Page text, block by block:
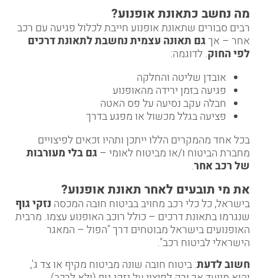
מה נחשב כתאונת אופנוע?
רבים סבורים שתאונת אופנוע חייבת לכלול פגיעה עם רכב
אחר – אךגם תאונה עצמית נחשבת לתאונת דרכים
לפי החוק. לדוגמה:
אובדן שליטה והחלקה
פגיעה בזמן ירידה מהאופנוע
חבלה עקב נסיעה על פס האטה
פציעה בגלל מכשול או מפגע בדרך
בכל אחד מהמקרים הללו ייתכן ותהיו זכאים לפיצויים
מחברת הביטוח ו/או מביטוח לאומי – גם בלי מעורבות
של רכב אחר.
את מי תובעים לאחר תאונת אופנוע?
בישראל, כל כלי רכב מחויב בביטוח חובה המכסה נזקי גוף
שנגרמו בתאונת דרכים – כולל רוכב האופנוע עצמו. מרבית
האופנועים בישראל מבוטחים דרך "הפול – המאגר
הישראלי לביטוח רכב".
חשוב לדעת: ביטוח חובה שונה מביטוח מקיף או צד ג',